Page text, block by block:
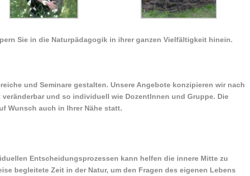
Sie in die Naturpädagogik in ihrer ganzen Vielfältigkeit hinein.
und Seminare gestalten. Unsere Angebote konzipieren wir nach
und so individuell wie DozentInnen und Gruppe. Die
Wunsch auch in Ihrer Nähe statt.
Entscheidungsprozessen kann helfen die innere Mitte zu
begleitete Zeit in der Natur, um den Fragen des eigenen Lebens